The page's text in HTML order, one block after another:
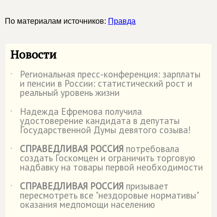
По материалам источников: Правда
Новости
˙ Региональная пресс-конференция: зарплаты
и пенсии в России: статистический рост и
реальный уровень жизни
˙
Надежда Ефремова получила
удостоверение кандидата в депутаты
Государственной Думы девятого созыва!
˙
СПРАВЕДЛИВАЯ РОССИЯ потребовала
создать Госкомцен и ограничить торговую
надбавку на товары первой необходимости
˙
СПРАВЕДЛИВАЯ РОССИЯ призывает
пересмотреть все "нездоровые нормативы"
оказания медпомощи населению